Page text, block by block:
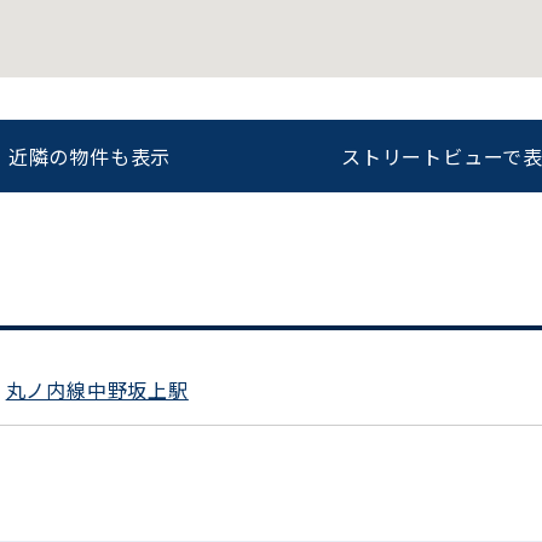
スムーズにご案内できます
0120-620-213
近隣の物件も表示 ストリートビューで
丸ノ内線中野坂上駅